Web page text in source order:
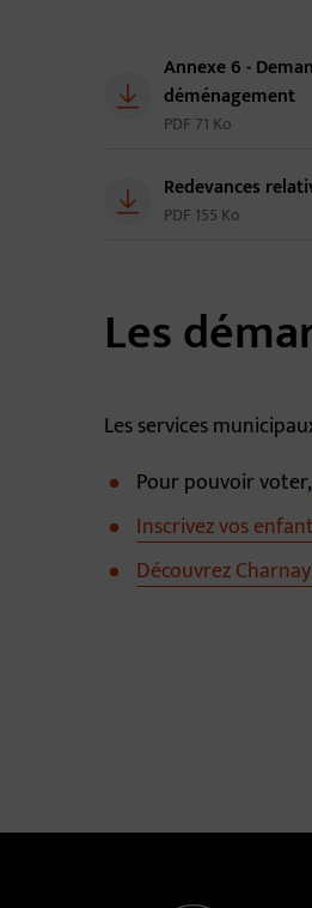
TéléchargerAnnexe 6 -
déménagement
PDF 71 Ko
Redevances
PDF 155 Ko
Les
Les services
Pour pouvoir voter,
Inscrivez vos
Découvrez